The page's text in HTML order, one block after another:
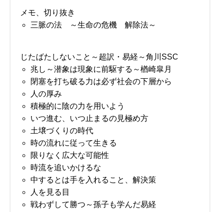
メモ、切り抜き
三脈の法 ～生命の危機 解除法～
じたばたしないこと～超訳・易経～角川SSC
兆し～潜象は現象に前駆する～楢崎皐月
閉塞を打ち破る力は必ず社会の下層から
人の厚み
積極的に陰の力を用いよう
いつ進む、いつ止まるの見極め方
土壌づくりの時代
時の流れに従って生きる
限りなく広大な可能性
時流を追いかけるな
中するとは手を入れること、解決策
人を見る目
戦わずして勝つ～孫子も学んだ易経